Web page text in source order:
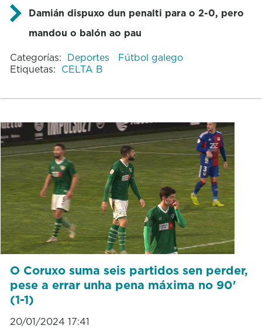
Damián dispuxo dun penalti para o 2-0, pero
mandou o balón ao pau
Categorías: Deportes
Fútbol galego
Etiquetas: CELTA B
O Coruxo suma seis partidos sen perder,
pese a errar unha pena máxima no 90'
(1-1)
20/01/2024 17:41